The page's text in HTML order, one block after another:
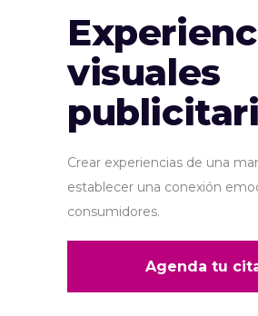
visuales
Crear experiencias de una
establecer una conexión
consumidores.
Agenda tu